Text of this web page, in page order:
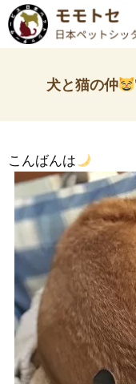
犬と猫の仲
こんばんは